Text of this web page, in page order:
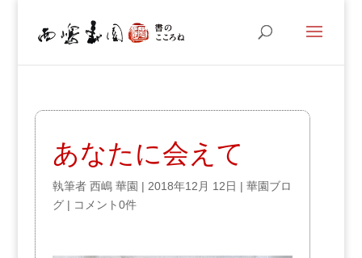
あなたに会えて
執筆者 西嶋 華園 | 2018年12月 12日 | 華園ブロ
グ| コメント0件